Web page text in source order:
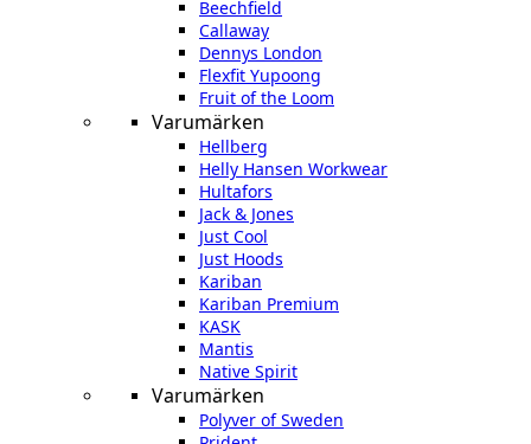
Beechfield
Callaway
Dennys London
Flexfit Yupoong
Fruit of the Loom
Varumärken
Hellberg
Helly Hansen Workwear
Hultafors
Jack & Jones
Just Cool
Just Hoods
Kariban
Kariban Premium
KASK
Mantis
Native Spirit
Varumärken
Polyver of Sweden